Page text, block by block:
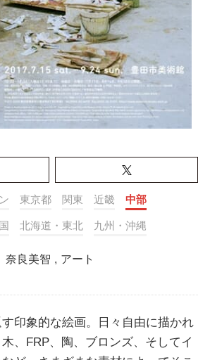
東京都 関東 近畿 中部
北海道・東北 九州・沖縄
奈良美智 , アート
印象的な絵画。日々自由に描かれ
、FRP、陶、ブロンズ、そしてイ